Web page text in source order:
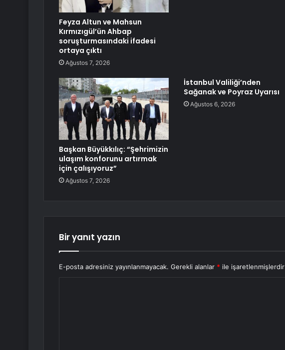
Feyza Altun ve Mahsun
Kırmızıgül’ün Ahbap
soruşturmasındaki ifadesi
ortaya çıktı
Ağustos 7, 2026
Başkan Büyükkılıç: “Şehrimizin
ulaşım konforunu artırmak
için çalışıyoruz”
Ağustos 7, 2026
İstanbul Valiliği’nden
Sağanak ve Poyraz Uyarısı
Ağustos 6, 2026
Bir yanıt yazın
E-posta adresiniz yayınlanmayacak. Gerekli alanlar * ile işaretlenmişlerdir